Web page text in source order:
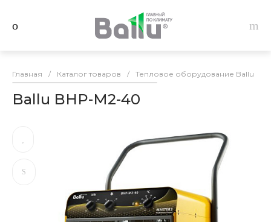
Главная / Каталог товаров / Тепловое оборудование Ballu
Ballu BHP-M2-40